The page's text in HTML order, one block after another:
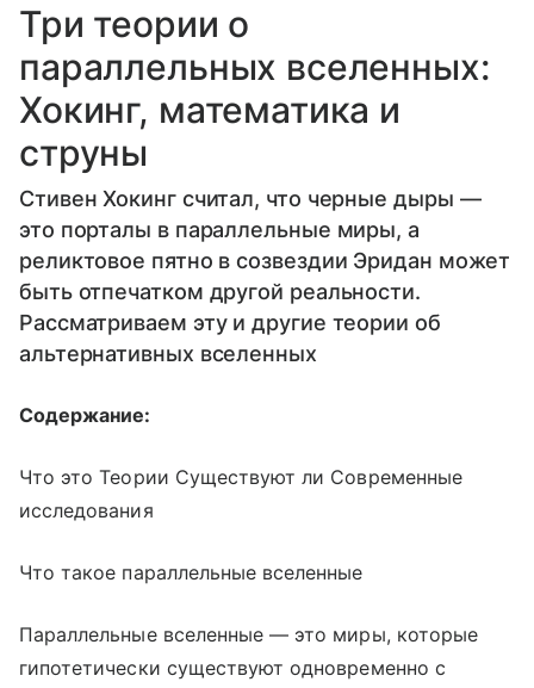
Три теории о
параллельных вселенных:
Хокинг, математика и
струны
Стивен Хокинг считал, что черные дыры —
это порталы в параллельные миры, а
реликтовое пятно в созвездии Эридан может
быть отпечатком другой реальности.
Рассматриваем эту и другие теории об
альтернативных вселенных
Содержание:
Что это Теории Существуют ли Современные
исследования
Что такое параллельные вселенные
Параллельные вселенные — это миры, которые
гипотетически существуют одновременно с